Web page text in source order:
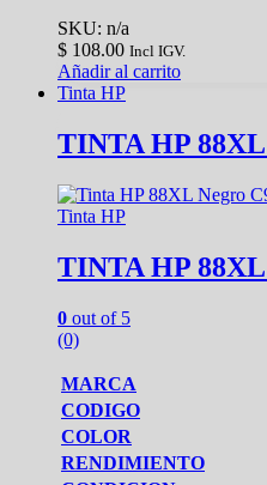
SKU: n/a
$ 108.00 Incl IGV.
Añadir al carrito
Tinta HP
TINTA HP
Tinta HP
TINTA HP
0 out of 5
(0)
MARCA
CODIGO
COLOR
RENDIMIENTO